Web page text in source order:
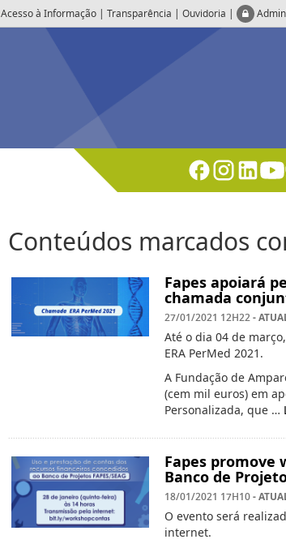
Acesso à Informação | Transparência | Ouvidoria |
Conteúdos marcados
Fapes apoiará
chamada
27/01/2021 12H22-
Até o dia 04 de
ERA PerMed 2021.
A Fundação de
(cem mil euros) em
Personalizada, que …
Fapes promove
Banco de
18/01/2021 17H10-
O evento será
internet.